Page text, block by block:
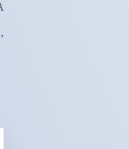
,